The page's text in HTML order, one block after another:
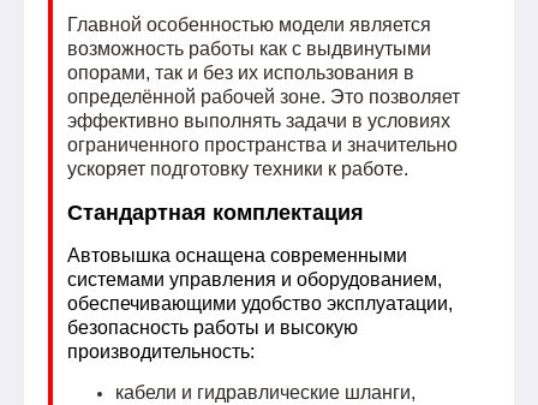
Главной особенностью модели является
возможность работы как с выдвинутыми
опорами, так и без их использования в
определённой рабочей зоне. Это позволяет
эффективно выполнять задачи в условиях
ограниченного пространства и значительно
ускоряет подготовку техники к работе.
Стандартная комплектация
Автовышка оснащена современными
системами управления и оборудованием,
обеспечивающими удобство эксплуатации,
безопасность работы и высокую
производительность:
кабели и гидравлические шланги,